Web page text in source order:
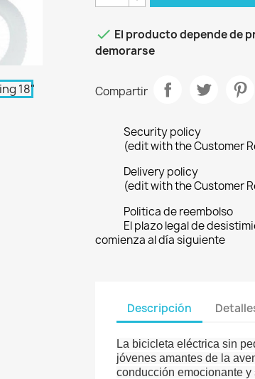
 El producto depende de
demorarse
Compartir
Security policy
(edit with the Customer
Delivery policy
(edit with the Customer
Politica de reembolso
El plazo legal de
comienza al día siguiente
Descripción
La bicicleta eléctrica sin
jóvenes amantes de la
conducción emocionante